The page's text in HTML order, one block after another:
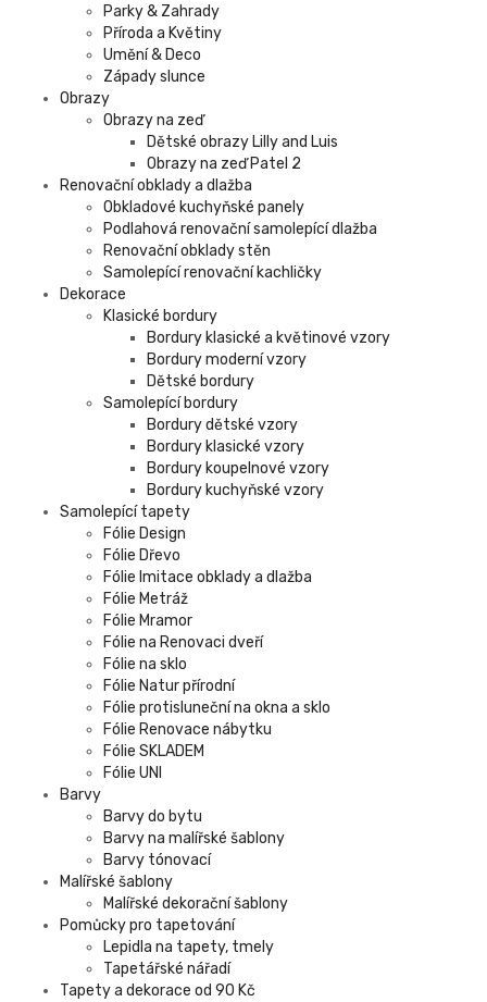
Parky & Zahrady
Příroda a Květiny
Umění & Deco
Západy slunce
Obrazy
Obrazy na zeď
Dětské obrazy Lilly and Luis
Obrazy na zeď Patel 2
Renovační obklady a dlažba
Obkladové kuchyňské panely
Podlahová renovační samolepící dlažba
Renovační obklady stěn
Samolepící renovační kachličky
Dekorace
Klasické bordury
Bordury klasické a květinové vzory
Bordury moderní vzory
Dětské bordury
Samolepící bordury
Bordury dětské vzory
Bordury klasické vzory
Bordury koupelnové vzory
Bordury kuchyňské vzory
Samolepící tapety
Fólie Design
Fólie Dřevo
Fólie Imitace obklady a dlažba
Fólie Metráž
Fólie Mramor
Fólie na Renovaci dveří
Fólie na sklo
Fólie Natur přírodní
Fólie protisluneční na okna a sklo
Fólie Renovace nábytku
Fólie SKLADEM
Fólie UNI
Barvy
Barvy do bytu
Barvy na malířské šablony
Barvy tónovací
Malířské šablony
Malířské dekorační šablony
Pomůcky pro tapetování
Lepidla na tapety, tmely
Tapetářské nářadí
Tapety a dekorace od 90 Kč